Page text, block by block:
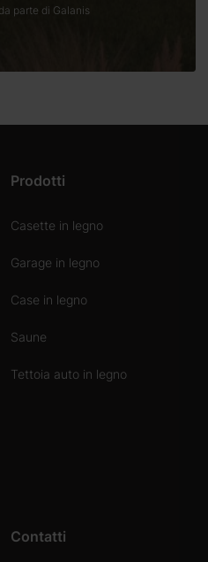
parte di Galanis
Prodotti
Casette in legno
Garage in legno
Case in legno
Saune
Tettoia auto in legno
Contatti